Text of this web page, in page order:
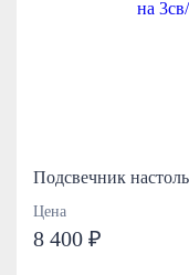
Подсвечник
Цена
8 400 ₽